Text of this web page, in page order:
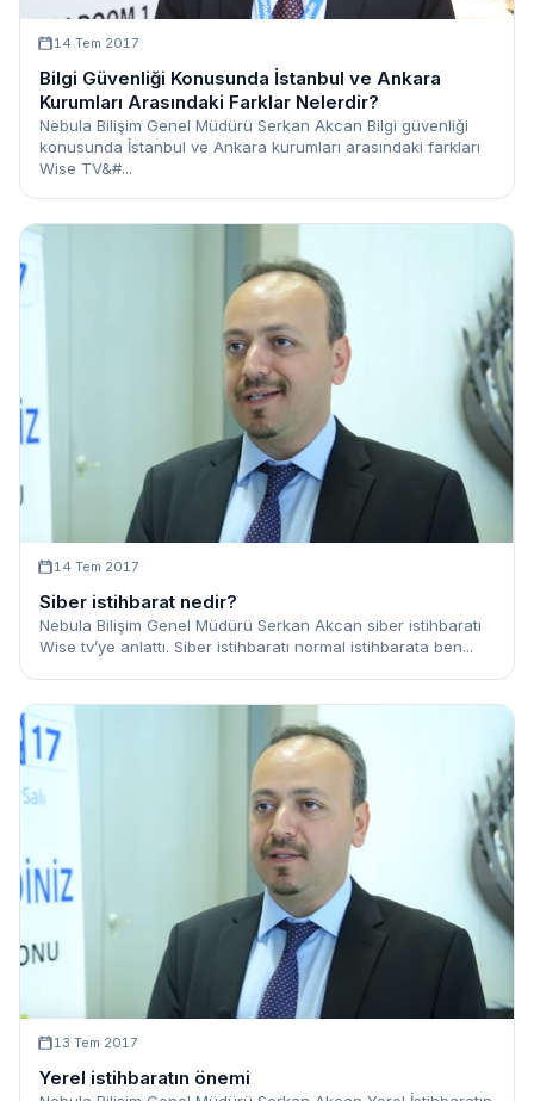
14 Tem 2017
Bilgi Güvenliği Konusunda İstanbul ve Ankara
Kurumları Arasındaki Farklar Nelerdir?
Nebula Bilişim Genel Müdürü Serkan Akcan Bilgi güvenliği
konusunda İstanbul ve Ankara kurumları arasındaki farkları
Wise TV&#...
14 Tem 2017
Siber istihbarat nedir?
Nebula Bilişim Genel Müdürü Serkan Akcan siber istihbaratı
Wise tv’ye anlattı. Siber istihbaratı normal istihbarata ben...
13 Tem 2017
Yerel istihbaratın önemi